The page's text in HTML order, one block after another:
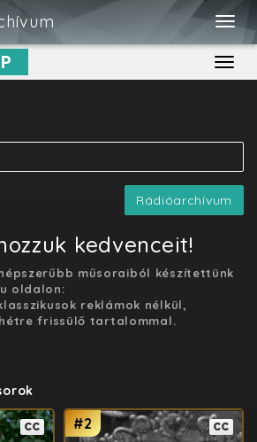
Rádióarchívum
kedvenceit!
műsoraiból készítettünk
oldalon:
reklámok nélkül,
frissülő tartalommal.
CC #2 CC